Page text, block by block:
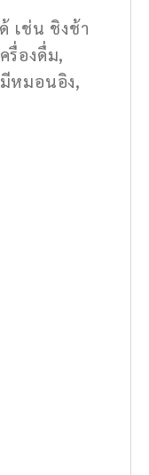
เช่น ชิงช้า
รื่องดื่ม,
หมอนอิง,